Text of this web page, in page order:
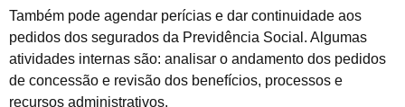
Também pode agendar perícias e dar continuidade aos
pedidos dos segurados da Previdência Social. Algumas
atividades internas são: analisar o andamento dos pedidos
de concessão e revisão dos benefícios, processos e
recursos administrativos.